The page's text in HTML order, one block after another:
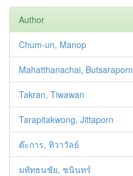
Author
Chum-un, Manop
Mahatthanachai, Butsaraporn
Takran, Tiwawan
Tarapitakwong, Jittaporn
ต๊ะการ, ทิวาวัลย์
มหัทธนชัย, ชนินทร์